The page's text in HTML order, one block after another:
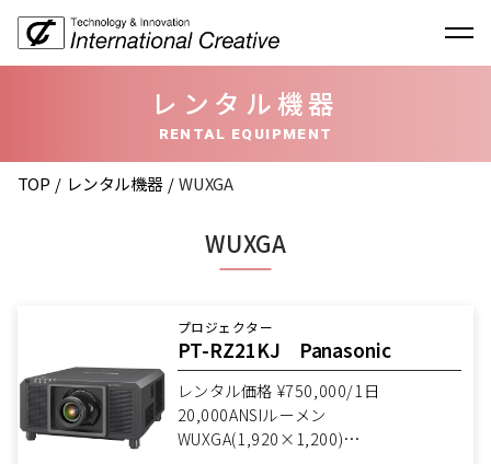
レンタル機器
RENTAL EQUIPMENT
TOP レンタル機器 WUXGA
WUXGA
プロジェクター
PT-RZ21KJ Panasonic
レンタル価格 ¥750,000/1日
20,000ANSIルーメン
WUXGA(1,920×1,200)